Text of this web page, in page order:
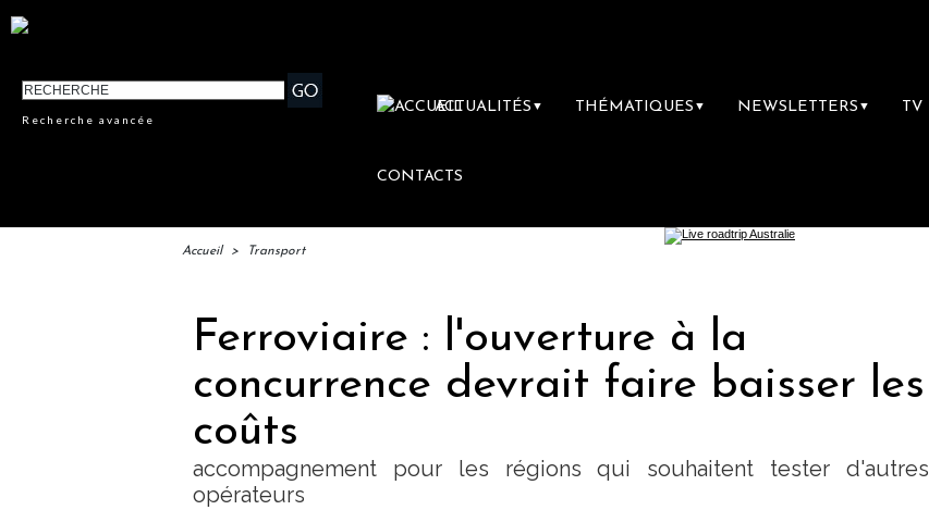
Recherche avancée
ACTUALITÉS ▼ THÉMATIQUES ▼ NEWSLETTERS ▼ TV
CONTACTS
Accueil > Transport
Ferroviaire : l'ouverture à la
concurrence devrait faire baisser les
coûts
accompagnement pour les régions qui souhaitent tester d'autres
opérateurs